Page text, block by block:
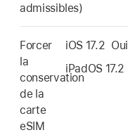
admissibles)
Forcer
la
conservation
de la
carte
eSIM
iOS 17.2
iPadOS 17.2
Oui